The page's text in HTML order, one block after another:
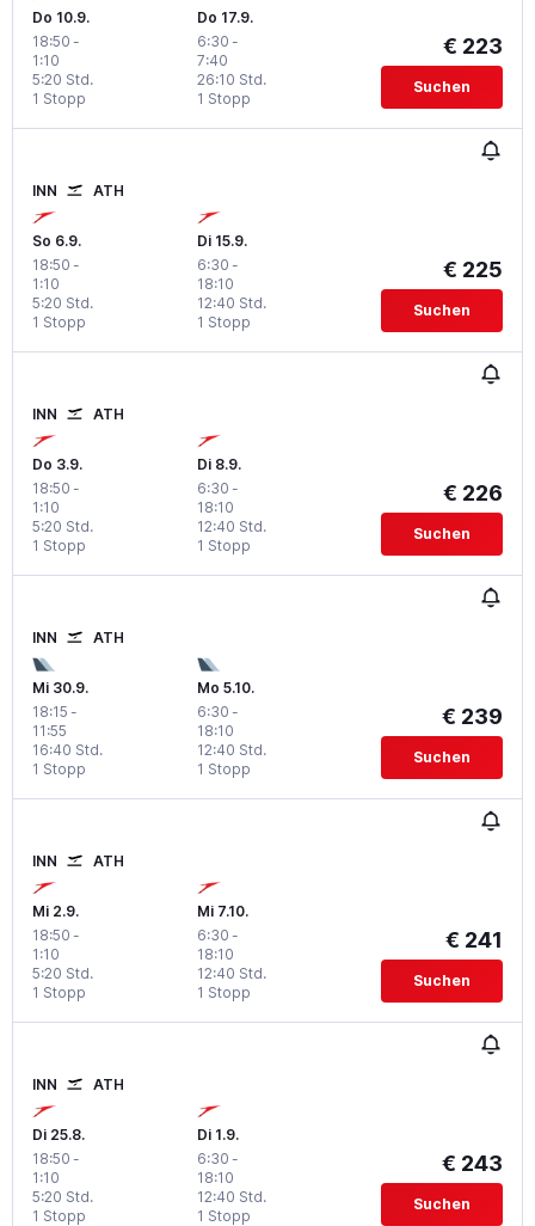
Do 10.9.
18:50 -
1:10
1 Stopp
5:20 Std.
Do 17.9.
6:30 -
7:40
1 Stopp
26:10 Std.
€ 223
Suchen
INN ATH
So 6.9.
18:50 -
1:10
1 Stopp
5:20 Std.
Di 15.9.
6:30 -
18:10
1 Stopp
12:40 Std.
€ 225
Suchen
INN ATH
Do 3.9.
18:50 -
1:10
1 Stopp
5:20 Std.
Di 8.9.
6:30 -
18:10
1 Stopp
12:40 Std.
€ 226
Suchen
INN ATH
Mi 30.9.
18:15 -
11:55
1 Stopp
16:40 Std.
Mo 5.10.
6:30 -
18:10
1 Stopp
12:40 Std.
€ 239
Suchen
INN ATH
Mi 2.9.
18:50 -
1:10
1 Stopp
5:20 Std.
Mi 7.10.
6:30 -
18:10
1 Stopp
12:40 Std.
€ 241
Suchen
INN ATH
Di 25.8.
18:50 -
1:10
1 Stopp
5:20 Std.
Di 1.9.
6:30 -
18:10
1 Stopp
12:40 Std.
€ 243
Suchen